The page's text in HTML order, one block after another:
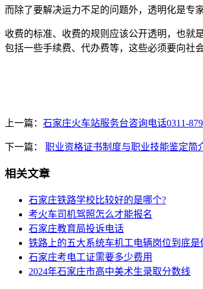
而除了要解决运力不足的问题外，透明化是专
收费的标准、收费的规则应该公开透明，也就
包括一些手续费、代办费等，这些必须要向社
上一篇： 石家庄火车站服务台咨询电话0311-
下一篇： 职业资格证书制度与职业技能鉴定简
相关文章
石家庄铁路学校比较好的是哪个?
考火车司机驾照怎么才能报名
石家庄教育局投诉电话
铁路上的五大系统车机工电辆岗位到底是
石家庄考电工证需要多少费用
2024年石家庄市高中美术生录取分数线